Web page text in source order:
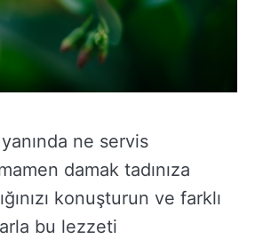
ne servis
damak tadınıza
konuşturun ve farklı
bu lezzeti